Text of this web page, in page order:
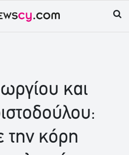
και
την κόρη